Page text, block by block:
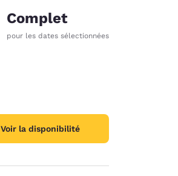
Complet
pour les dates sélectionnées
Voir la disponibilité